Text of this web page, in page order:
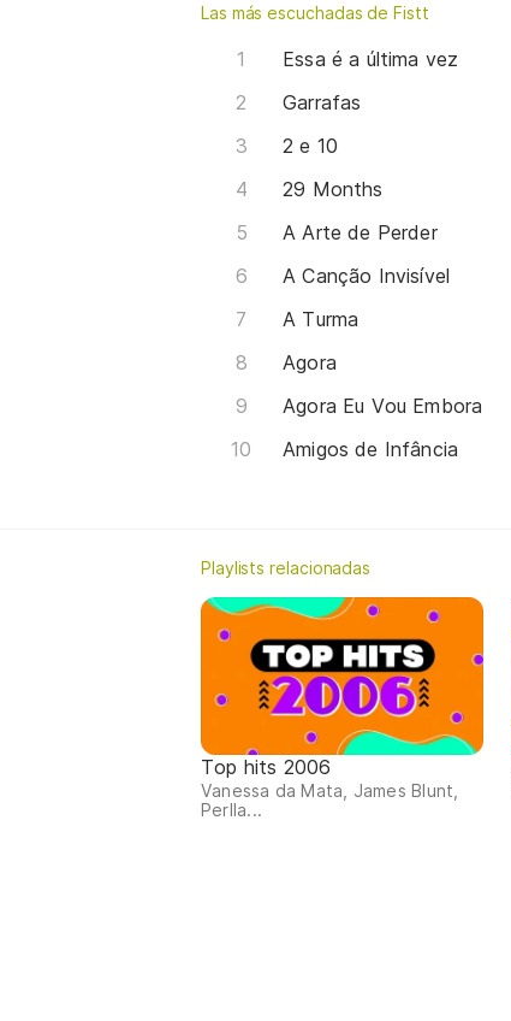
Las más escuchadas de Fistt
Essa é a última vez
Garrafas
2 e 10
29 Months
A Arte de Perder
A Canção Invisível
A Turma
Agora
Agora Eu Vou Embora
Amigos de Infância
Playlists relacionadas
Top hits 2006
Vanessa da Mata, James Blunt,
Perlla...